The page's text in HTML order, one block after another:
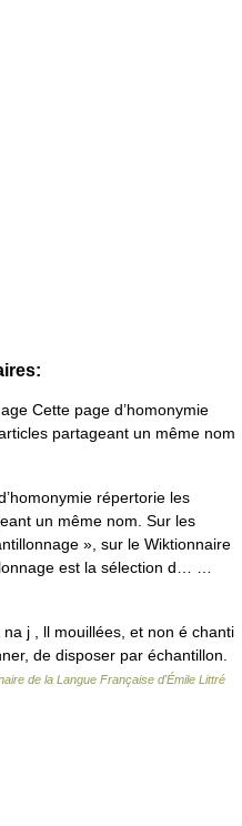
Cette page d’homonymie
partageant un même nom
répertorie les
un même nom. Sur les
», sur le Wiktionnaire
est la sélection d… …
j , ll mouillées, et non é chanti
de disposer par échantillon.
de la Langue Française d'Émile Littré